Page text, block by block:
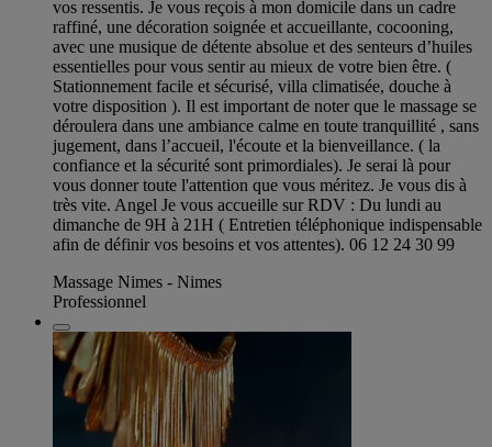
vos ressentis. Je vous reçois à mon domicile dans un cadre
raffiné, une décoration soignée et accueillante, cocooning,
avec une musique de détente absolue et des senteurs d’huiles
essentielles pour vous sentir au mieux de votre bien être. (
Stationnement facile et sécurisé, villa climatisée, douche à
votre disposition ). Il est important de noter que le massage se
déroulera dans une ambiance calme en toute tranquillité , sans
jugement, dans l’accueil, l'écoute et la bienveillance. ( la
confiance et la sécurité sont primordiales). Je serai là pour
vous donner toute l'attention que vous méritez. Je vous dis à
très vite. Angel Je vous accueille sur RDV : Du lundi au
dimanche de 9H à 21H ( Entretien téléphonique indispensable
afin de définir vos besoins et vos attentes). 06 12 24 30 99
Massage Nimes - Nimes
Professionnel